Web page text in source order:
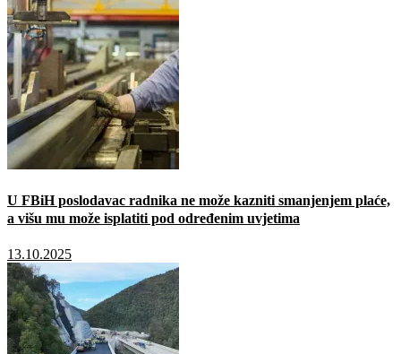
U FBiH poslodavac radnika ne može kazniti smanjenjem plaće,
a višu mu može isplatiti pod određenim uvjetima
13.10.2025